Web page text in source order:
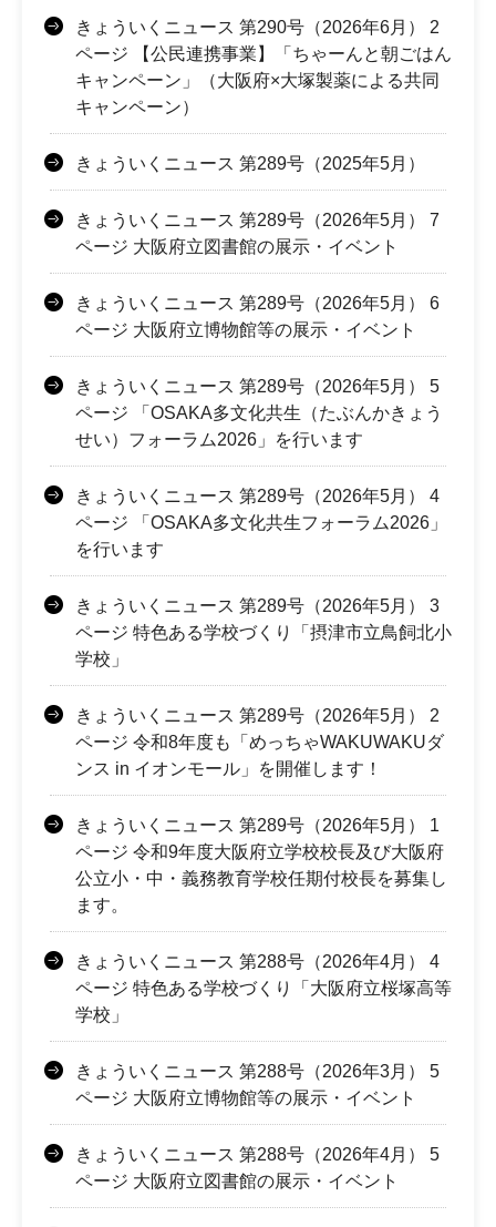
きょういくニュース 第290号（2026年6月） 2
ページ 【公民連携事業】「ちゃーんと朝ごはん
キャンペーン」（大阪府×大塚製薬による共同
キャンペーン）
きょういくニュース 第289号（2025年5月）
きょういくニュース 第289号（2026年5月） 7
ページ 大阪府立図書館の展示・イベント
きょういくニュース 第289号（2026年5月） 6
ページ 大阪府立博物館等の展示・イベント
きょういくニュース 第289号（2026年5月） 5
ページ 「OSAKA多文化共生（たぶんかきょう
せい）フォーラム2026」を行います
きょういくニュース 第289号（2026年5月） 4
ページ 「OSAKA多文化共生フォーラム2026」
を行います
きょういくニュース 第289号（2026年5月） 3
ページ 特色ある学校づくり「摂津市立鳥飼北小
学校」
きょういくニュース 第289号（2026年5月） 2
ページ 令和8年度も「めっちゃWAKUWAKUダ
ンス in イオンモール」を開催します！
きょういくニュース 第289号（2026年5月） 1
ページ 令和9年度大阪府立学校校長及び大阪府
公立小・中・義務教育学校任期付校長を募集し
ます。
きょういくニュース 第288号（2026年4月） 4
ページ 特色ある学校づくり「大阪府立桜塚高等
学校」
きょういくニュース 第288号（2026年3月） 5
ページ 大阪府立博物館等の展示・イベント
きょういくニュース 第288号（2026年4月） 5
ページ 大阪府立図書館の展示・イベント